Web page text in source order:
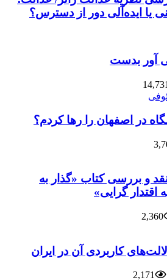
یا ایده‌آلی دور از دسترس؟
آور بدست
14,731
در اصفهان را رها کردم؟
و بررسی کتاب «گذار به
گرایی»
2,360
کاربردی آن در ایران
2,171